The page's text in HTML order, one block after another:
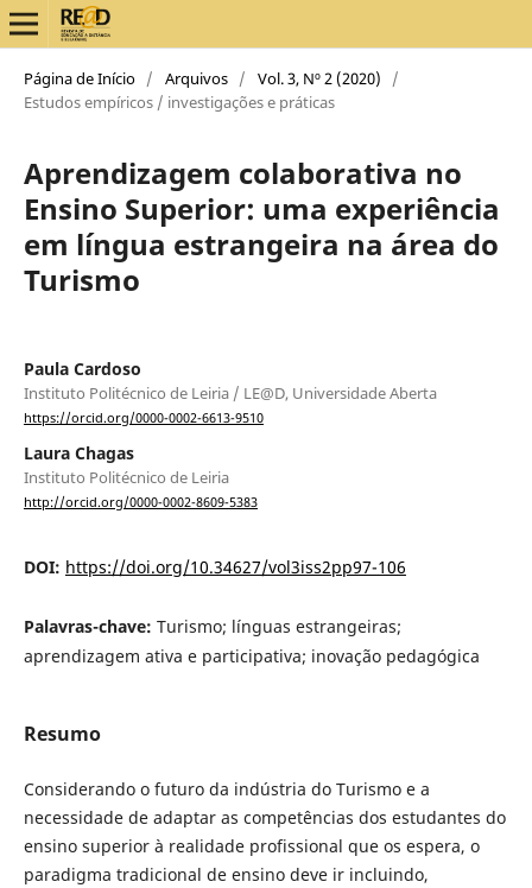
Página de Início / Arquivos / Vol. 3, Nº 2 (2020)
/
Estudos empíricos / investigações e práticas
Aprendizagem colaborativa no
Ensino Superior: uma experiência
em língua estrangeira na área do
Turismo
Paula Cardoso
Instituto Politécnico de Leiria / LE@D, Universidade Aberta
https://orcid.org/0000-0002-6613-9510
Laura Chagas
Instituto Politécnico de Leiria
http://orcid.org/0000-0002-8609-5383
DOI: https://doi.org/10.34627/vol3iss2pp97-106
Palavras-chave: Turismo; línguas estrangeiras;
aprendizagem ativa e participativa; inovação pedagógica
Resumo
Considerando o futuro da indústria do Turismo e a
necessidade de adaptar as competências dos estudantes do
ensino superior à realidade profissional que os espera, o
paradigma tradicional de ensino deve ir incluindo,